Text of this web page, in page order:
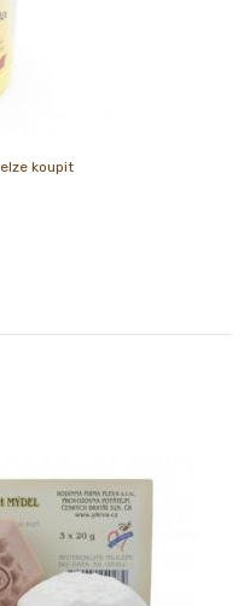
koupit